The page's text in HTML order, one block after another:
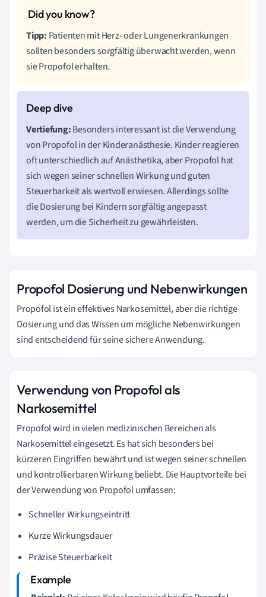
Tipp: Patienten mit Herz- oder Lungenerkrankungen
sollten besonders sorgfältig überwacht werden, wenn
sie Propofol erhalten.
Vertiefung:Besonders interessant ist die Verwendung
von Propofol in der Kinderanästhesie. Kinder reagieren
oft unterschiedlich auf Anästhetika, aber Propofol hat
sich wegen seiner schnellen Wirkung und guten
Steuerbarkeit als wertvoll erwiesen. Allerdings sollte
die Dosierung bei Kindern sorgfältig angepasst
werden, um die Sicherheit zu gewährleisten.
Propofol Dosierung und Nebenwirkungen
Propofol ist ein effektives Narkosemittel, aber die richtige
Dosierung und das Wissen um mögliche Nebenwirkungen
sind entscheidend für seine sichere Anwendung.
Verwendung von Propofol als
Narkosemittel
Propofol wird in vielen medizinischen Bereichen als
Narkosemittel eingesetzt. Es hat sich besonders bei
kürzeren Eingriffen bewährt und ist wegen seiner schnellen
und kontrollierbaren Wirkung beliebt. Die Hauptvorteile bei
der Verwendung von Propofol umfassen:
Schneller Wirkungseintritt
Kurze Wirkungsdauer
Präzise Steuerbarkeit